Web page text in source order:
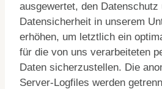
ausgewertet, den Datenschutz
Datensicherheit in unserem
erhöhen, um letztlich ein
für die von uns verarbeiteten
Daten sicherzustellen. Die
Server-Logfiles werden